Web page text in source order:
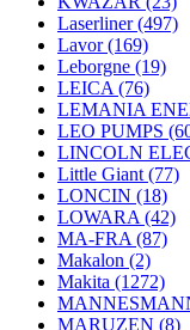
Laserliner(497)
Lavor(169)
Leborgne (19)
LEICA (76)
LEMANIA
LEO PUMPS
LINCOLN
Little Giant (77)
LONCIN (18)
LOWARA (42)
MA-FRA (87)
Makalon (2)
Makita (1272)
MARUZEN (8)